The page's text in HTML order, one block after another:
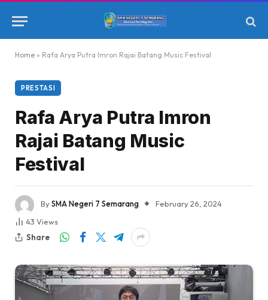
Home » Rafa Arya Putra Imron Rajai Batang Music Festival
PRESTASI
Rafa Arya Putra Imron
Rajai Batang Music
Festival
BySMA Negeri 7 Semarang
February 26, 2024
43 Views
Share